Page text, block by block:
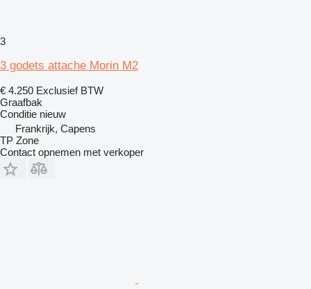
3
3 godets attache Morin M2
€ 4.250 Exclusief BTW
Graafbak
Conditie nieuw
Frankrijk, Capens
TP Zone
Contact opnemen met verkoper